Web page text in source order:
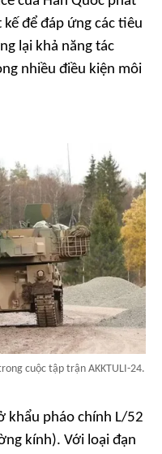
để đáp ứng các tiêu
lại khả năng tác
nhiều điều kiện môi
cuộc tập trận AKKTULI-24.
khẩu pháo chính L/52
kính). Với loại đạn